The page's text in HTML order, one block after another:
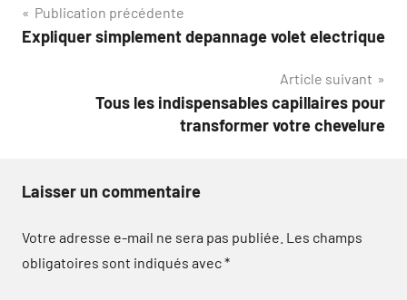
Navigation
de
Publication précédente
Expliquer simplement depannage volet electrique
Article suivant
Tous les indispensables capillaires pour
transformer votre chevelure
Laisser un commentaire
Votre adresse e-mail ne sera pas publiée. Les champs
obligatoires sont indiqués avec*